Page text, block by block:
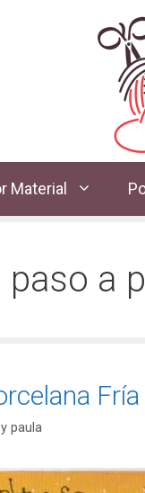
Material
a
paula